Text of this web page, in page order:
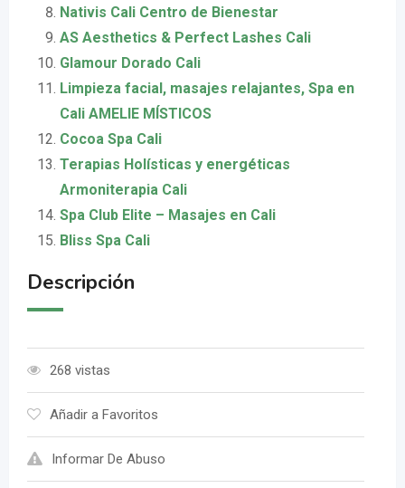
Nativis Cali Centro de Bienestar
AS Aesthetics & Perfect Lashes Cali
Glamour Dorado Cali
Limpieza facial, masajes relajantes, Spa en
Cali AMELIE MÍSTICOS
Cocoa Spa Cali
Terapias Holísticas y energéticas
Armoniterapia Cali
Spa Club Elite – Masajes en Cali
Bliss Spa Cali
Descripción
268 vistas
Añadir a Favoritos
Informar De Abuso